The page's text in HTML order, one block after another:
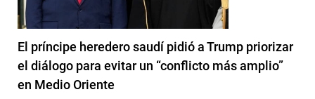
El príncipe heredero saudí pidió a Trump priorizar
el diálogo para evitar un “conflicto más amplio”
en Medio Oriente